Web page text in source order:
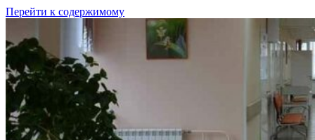
Перейти к содержимому